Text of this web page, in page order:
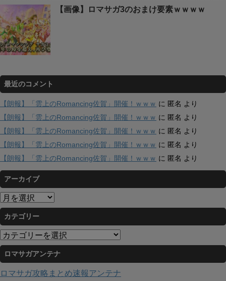
【画像】ロマサガ3のおまけ要素ｗｗｗｗ
最近のコメント
【朗報】「雲上のRomancing佐賀」開催！ｗｗｗ に 匿名 より
【朗報】「雲上のRomancing佐賀」開催！ｗｗｗ に 匿名 より
【朗報】「雲上のRomancing佐賀」開催！ｗｗｗ に 匿名 より
【朗報】「雲上のRomancing佐賀」開催！ｗｗｗ に 匿名 より
【朗報】「雲上のRomancing佐賀」開催！ｗｗｗ に 匿名 より
アーカイブ
ア
ー
カ
イ
ブ
カテゴリー
カ
テ
ゴ
リ
ー
ロマサガアンテナ
ロマサガ攻略まとめ速報アンテナ